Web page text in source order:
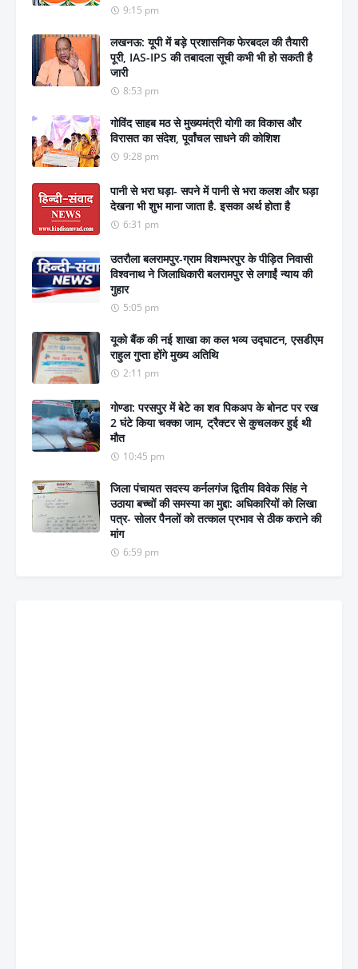
9:15 pm
लखनऊ: यूपी में बड़े प्रशासनिक फेरबदल की तैयारी
पूरी, IAS-IPS की तबादला सूची कभी भी हो सकती है
जारी
8:53 pm
गोविंद साहब मठ से मुख्यमंत्री योगी का विकास और
विरासत का संदेश, पूर्वांचल साधने की कोशिश
9:28 pm
पानी से भरा घड़ा- सपने में पानी से भरा कलश और घड़ा
देखना भी शुभ माना जाता है. इसका अर्थ होता है
6:31 pm
उतरौला बलरामपुर-ग्राम विशम्भरपुर के पीड़ित निवासी
विश्वनाथ ने जिलाधिकारी बलरामपुर से लगाईं न्याय की
गुहार
5:05 pm
यूको बैंक की नई शाखा का कल भव्य उद्घाटन, एसडीएम
राहुल गुप्ता होंगे मुख्य अतिथि
2:11 pm
गोण्डा: परसपुर में बेटे का शव पिकअप के बोनट पर रख
2 घंटे किया चक्का जाम, ट्रैक्टर से कुचलकर हुई थी
मौत
10:45 pm
जिला पंचायत सदस्य कर्नलगंज द्वितीय विवेक सिंह ने
उठाया बच्चों की समस्या का मुद्दा: अधिकारियों को लिखा
पत्र- सोलर पैनलों को तत्काल प्रभाव से ठीक कराने की
मांग
6:59 pm